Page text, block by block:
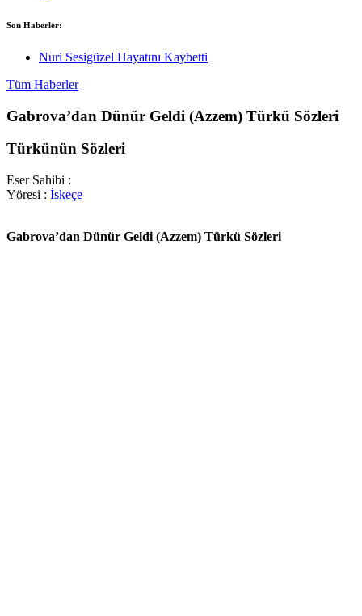
Son Haberler:
Nuri Sesigüzel Hayatını Kaybetti
Tüm Haberler
Gabrova’dan Dünür Geldi (Azzem) Türkü Sözleri
Türkünün Sözleri
Eser Sahibi :
Yöresi : İskeçe
Gabrova’dan Dünür Geldi (Azzem) Türkü Sözleri